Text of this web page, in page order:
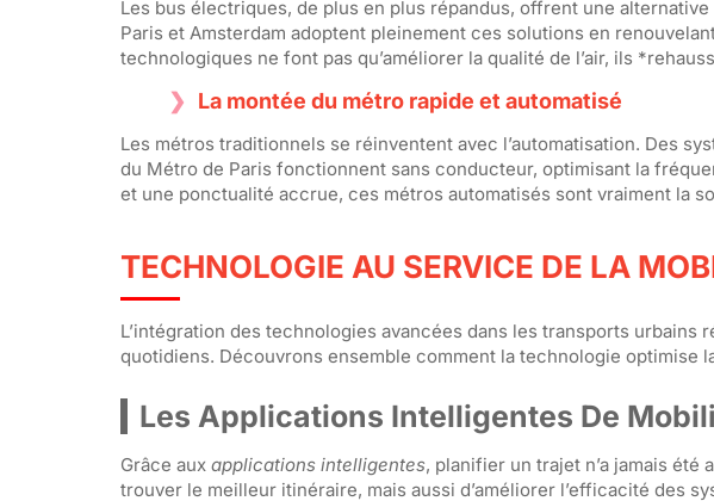
Les bus électriques, de plus en plus répandus, offrent une
Paris et Amsterdam adoptent pleinement ces solutions en
technologiques ne font pas qu’améliorer la qualité de l’air, ils
La montée du métro rapide et automatisé
Les métros traditionnels se réinventent avec l’automatisation. Des
du Métro de Paris fonctionnent sans conducteur, optimisant la
et une ponctualité accrue, ces métros automatisés sont vraiment la
TECHNOLOGIE AU SERVICE DE LA
L’intégration des technologies avancées dans les transports
quotidiens. Découvrons ensemble comment la technologie optimise
Les Applications Intelligentes De
Grâce aux applications intelligentes, planifier un trajet n’a jamais
trouver le meilleur itinéraire, mais aussi d’améliorer l’efficacité des